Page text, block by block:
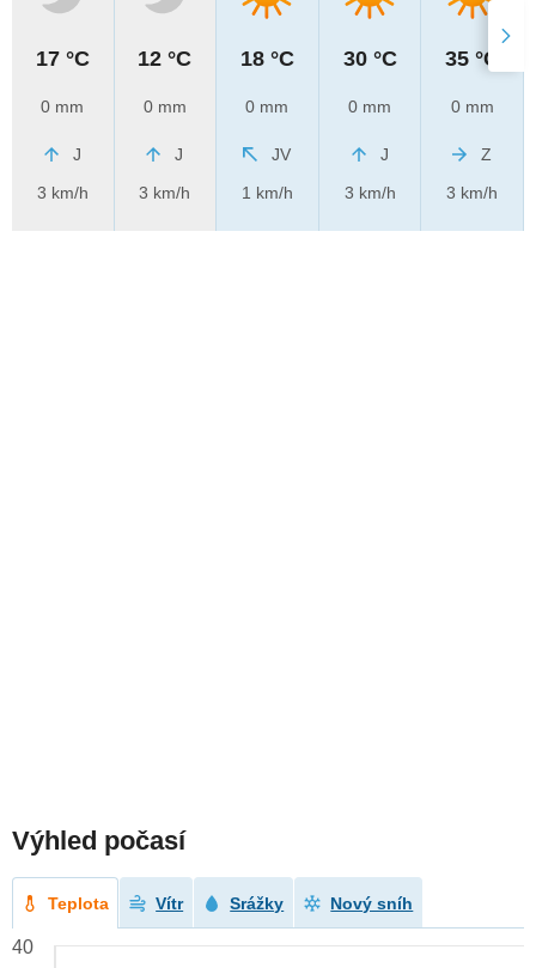
17 °C
0 mm
J
3 km/h
12 °C
0 mm
J
3 km/h
18 °C
0 mm
JV
1 km/h
30 °C
0 mm
J
3 km/h
35 °C
0 mm
Z
3 km/h
Výhled počasí
Teplota Vítr Srážky Nový sníh
40